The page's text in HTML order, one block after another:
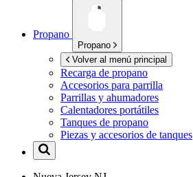
Propano
Propano
Volver al menú principal
Recarga de propano
Accesorios para parrilla
Parrillas y ahumadores
Calentadores portátiles
Tanques de propano
Piezas y accesorios de tanques